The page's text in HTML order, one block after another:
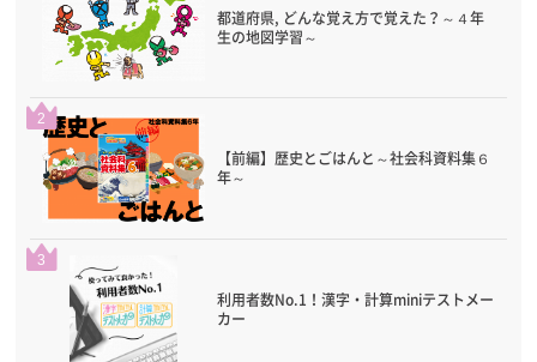
都道府県, どんな覚え方で覚えた？～４年
生の地図学習～
2
【前編】歴史とごはんと～社会科資料集６
年～
3
利用者数No.1！漢字・計算miniテストメー
カー